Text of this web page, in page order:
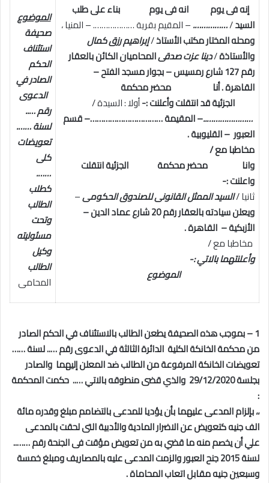
إنه فى يومانه فى يوم
بناء على طلب
السيد/
…………….– المقيم بقرية ………………. – المنيا ،
ومحله المختار مكتب الأستاذ/إبراهيم رزق كمال
والأستاذة/دينا عزت صدقىالمحاميان الكائن بالعقار
رقم 127 شارع رمسيس – بجوار مسجد الفتح –
القاهرة .أنا محضر محكمة
الجزئية قد انتقلت وأعلنت :-أولا : السيدة /
…………………..– المقيمة ……………………………– قسم
العبور – القليوبية .
مخاطبا مع /
وانا محضر محكمة الجزئية انتقلت
واعلنت :-
ثانيا /السيد الممثل القانونى للصندوق الحكومى–
ويعلن سيادته بالعقار رقم 20 شارع عماد الدين –
الأزبكية – القاهرة .
مخاطبا مع /
وأعلنتهما بالاتي :-
الموضوع
الموضوع
صحيفة
استئناف
الحكم
الصادر في
الدعوى
رقم …..
لسنة …….
تعويضات
كلى
…….
كطلب
الطالب
وتحت
مسئوليته
وكيل
الطالب
المحامى
1 – بموجب هذه الصحيفة يطعن الطالب بالاستئناف في الحكم الصادر
من محكمة الخانكة الكلية الدائرة الثالثة في الدعوى رقم ….. لسنة ……
تعويضات الخانكة المرفوعة من الطالب ضد المعلن إليهما والصادر
بجلسة 29/12/2020 والذي قضى منطوقه بالاتي ….. حكمت المحكمة
:
،، بإلزام المدعى عليهما بأن يؤديا للمدعى بالتضامم مبلغ وقدره مائة
الف جنيه كتعويض عن الاضرار المادية والأدبية التى لحقت بالمدعى
علي أن يخصم منه ما قضي به من تعويض مؤقت فى الجنحة رقم ……..
لسنة 2015 جنح العبور والزمت المدعى عليه بالمصاريف ومبلغ خمسة
وسبعين جنيه مقابل اتعاب المحاماة .